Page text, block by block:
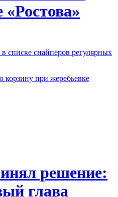
«Ростова»
списке снайперов регулярных
при жеребьевке
решение:
глава